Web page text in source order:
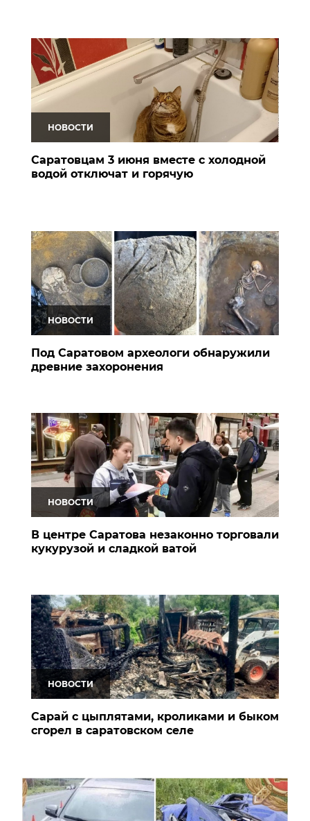
НОВОСТИ
Саратовцам 3 июня вместе с холодной
водой отключат и горячую
НОВОСТИ
Под Саратовом археологи обнаружили
древние захоронения
НОВОСТИ
В центре Саратова незаконно торговали
кукурузой и сладкой ватой
НОВОСТИ
Сарай с цыплятами, кроликами и быком
сгорел в саратовском селе